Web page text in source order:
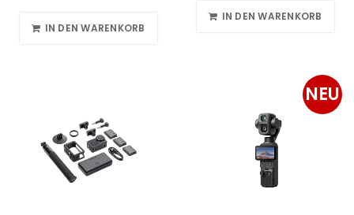
IN DEN WARENKORB
IN DEN WARENKORB
NEU